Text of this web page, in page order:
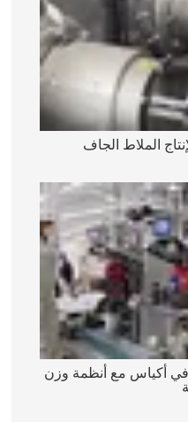
الملاط الجاف
في أكياس مع أنظمة وزن